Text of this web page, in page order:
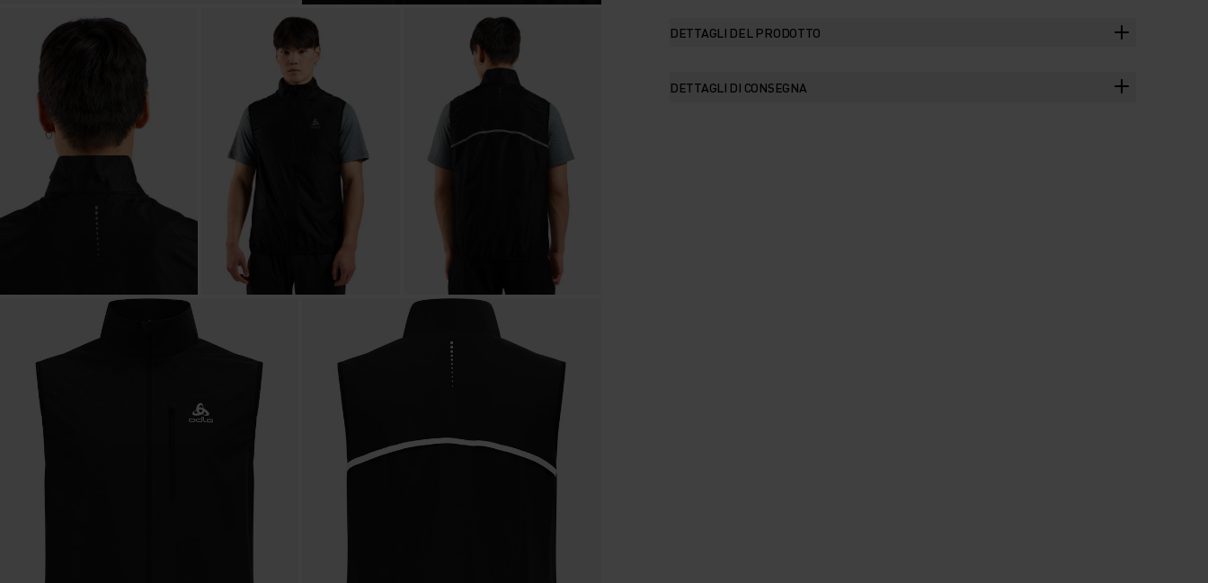
DETTAGLI DEL PRODOTTO
DETTAGLI DI CONSEGNA